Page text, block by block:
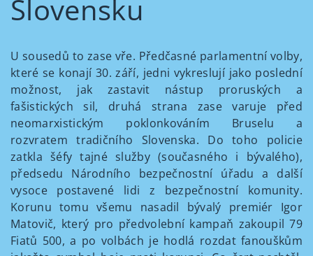
Slovensku
U sousedů to zase vře. Předčasné parlamentní volby,
které se konají 30. září, jedni vykreslují jako poslední
možnost, jak zastavit nástup proruských a
fašistických sil, druhá strana zase varuje před
neomarxistickým poklonkováním Bruselu a
rozvratem tradičního Slovenska. Do toho policie
zatkla šéfy tajné služby (současného i bývalého),
předsedu Národního bezpečnostní úřadu a další
vysoce postavené lidi z bezpečnostní komunity.
Korunu tomu všemu nasadil bývalý premiér Igor
Matovič, který pro předvolební kampaň zakoupil 79
Fiatů 500, a po volbách je hodlá rozdat fanouškům